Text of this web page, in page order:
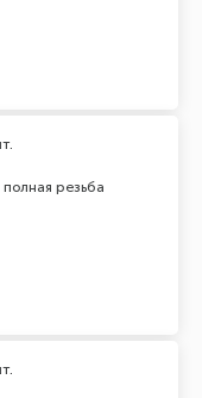
резьба